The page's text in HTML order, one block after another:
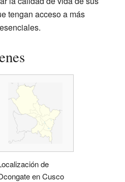
tengan acceso a más
de
en Cusco